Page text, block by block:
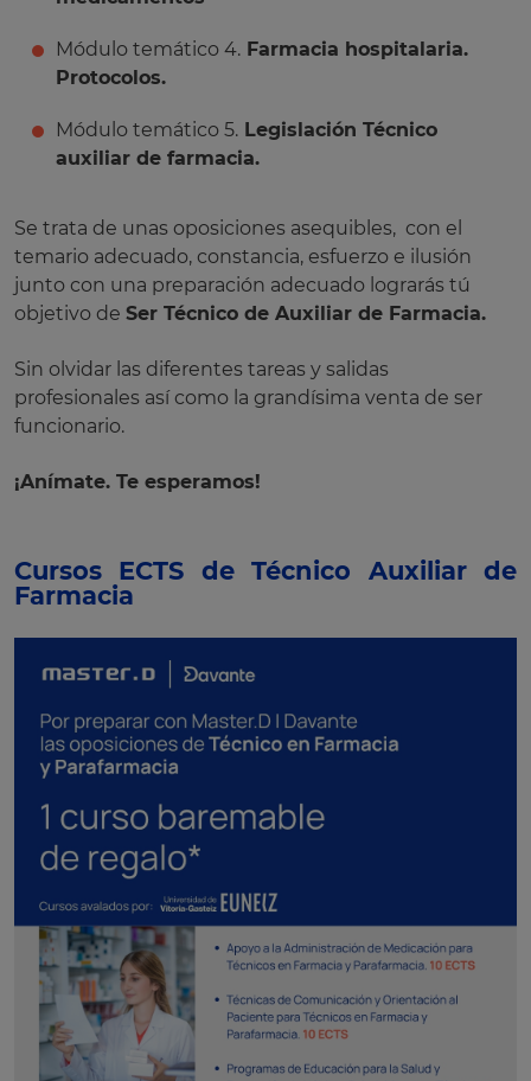
Módulo temático 4. Farmacia hospitalaria.
Protocolos.
Módulo temático 5. Legislación Técnico
auxiliar de farmacia.
Se trata de unas oposiciones asequibles, con el
temario adecuado, constancia, esfuerzo e ilusión
junto con una preparación adecuado lograrás tú
objetivo de Ser Técnico de Auxiliar de Farmacia.
Sin olvidar las diferentes tareas y salidas
profesionales así como la grandísima venta de ser
funcionario.
¡Anímate. Te esperamos!
Cursos ECTS de Técnico Auxiliar de
Farmacia